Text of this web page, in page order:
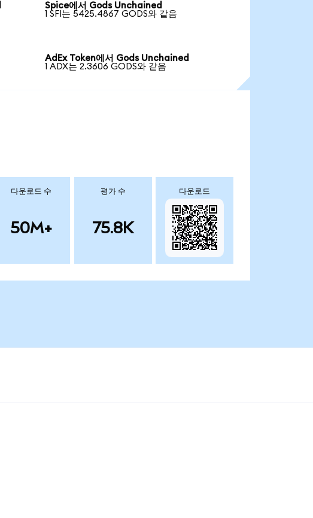
Spice에서 Gods Unchained
1 SFI는 5425.4867 GODS와 같음
AdEx Token에서 Gods Unchained
1 ADX는 2.3606 GODS와 같음
다운로드 수
50M+
평가 수
75.8K
다운로드